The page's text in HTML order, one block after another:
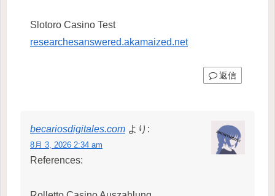
Slotoro Casino Test
researchesanswered.akamaized.net
返信
becariosdigitales.com より:
8月 3, 2026 2:34 am
References: